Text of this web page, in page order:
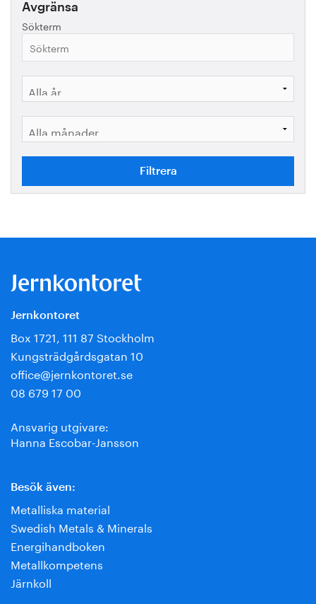
Avgränsa
Sökterm
Jernkontoret
Box 1721, 111 87 Stockholm
Kungsträdgårdsgatan 10
office@jernkontoret.se
08 679 17 00
Ansvarig utgivare:
Hanna Escobar-Jansson
Besök även:
Metalliska material
Swedish Metals & Minerals
Energihandboken
Metallkompetens
Järnkoll